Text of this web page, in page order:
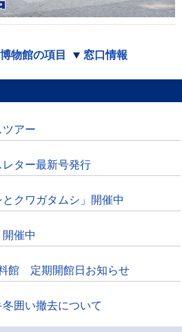
物館の項目 窓口情報
アー
レター最新号発行
クワガタムシ」開催中
催中
館 定期開館日お知らせ
冬囲い撤去について